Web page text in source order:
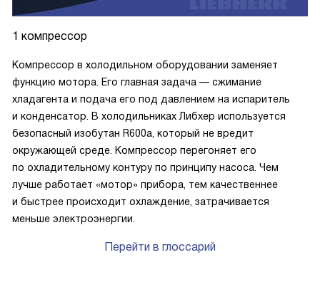
1 компрессор
Компрессор в холодильном оборудовании заменяет
функцию мотора. Его главная задача — сжимание
хладагента и подача его под давлением на испаритель
и конденсатор. В холодильниках Либхер используется
безопасный изобутан R600a, который не вредит
окружающей среде. Компрессор перегоняет его
по охладительному контуру по принципу насоса. Чем
лучше работает «мотор» прибора, тем качественнее
и быстрее происходит охлаждение, затрачивается
меньше электроэнергии.
Перейти в глоссарий